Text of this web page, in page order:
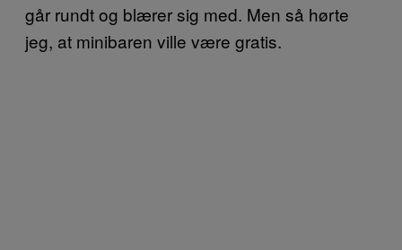
går rundt og blærer sig med. Men så hørte
jeg, at minibaren ville være gratis.